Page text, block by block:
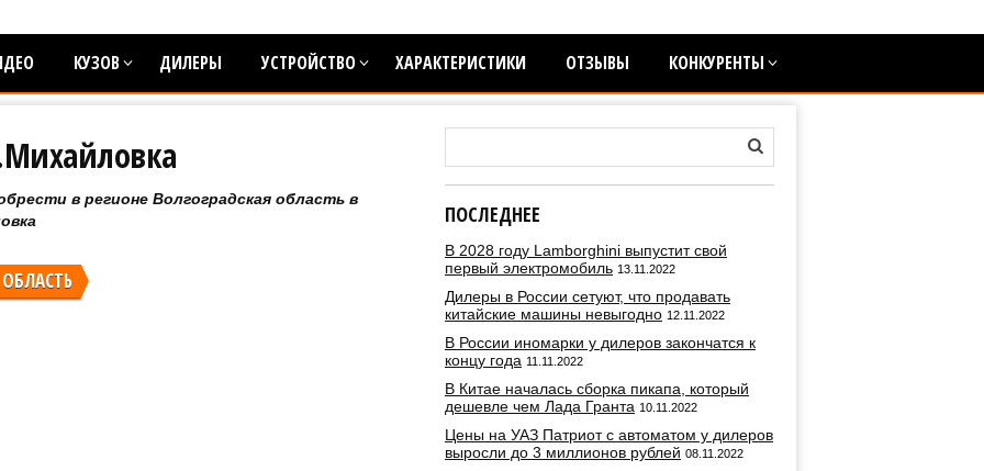
КУЗОВ ДИЛЕРЫ УСТРОЙСТВО ХАРАКТЕРИСТИКИ ОТЗЫВЫ КОНКУРЕНТЫ
в регионе Волгоградская область в
ПОСЛЕДНЕЕ
В 2028 году Lamborghini выпустит свой
первый электромобиль 13.11.2022
Дилеры в России сетуют, что продавать
китайские машины невыгодно 12.11.2022
В России иномарки у дилеров закончатся к
концу года 11.11.2022
В Китае началась сборка пикапа, который
дешевле чем Лада Гранта 10.11.2022
Цены на УАЗ Патриот с автоматом у дилеров
выросли до 3 миллионов рублей 08.11.2022